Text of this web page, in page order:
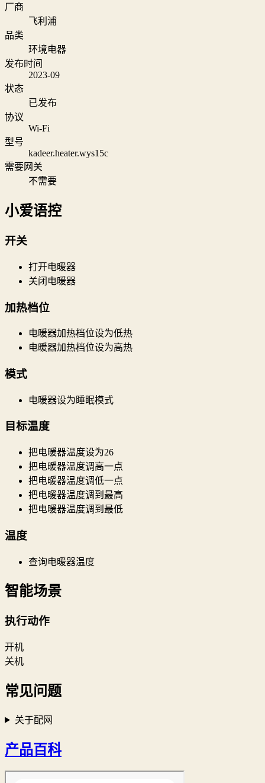
厂商
飞利浦
品类
环境电器
发布时间
2023-09
状态
已发布
协议
Wi‑Fi
型号
kadeer.heater.wys15c
需要网关
不需要
小爱语控
开关
打开电暖器
关闭电暖器
加热档位
电暖器加热档位设为低热
电暖器加热档位设为高热
模式
电暖器设为睡眠模式
目标温度
把电暖器温度设为26
把电暖器温度调高一点
把电暖器温度调低一点
把电暖器温度调到最高
把电暖器温度调到最低
温度
查询电暖器温度
智能场景
执行动作
开机
关机
常见问题
关于配网
产品百科